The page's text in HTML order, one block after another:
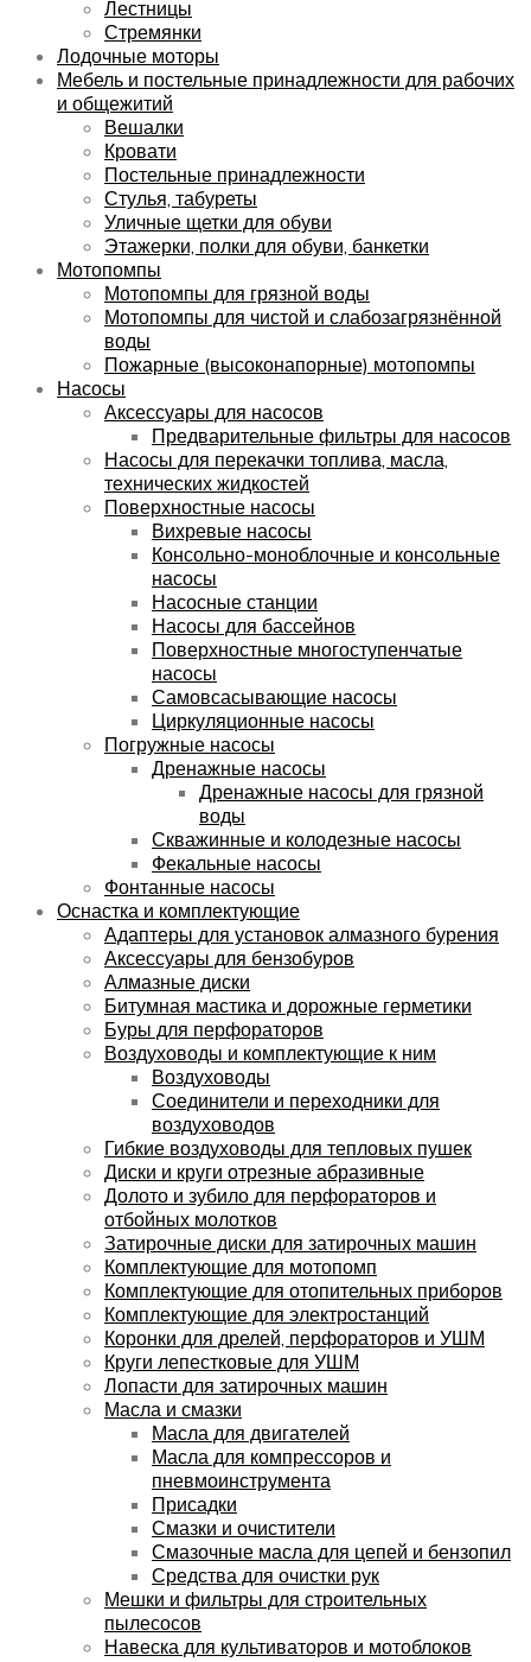
Лестницы
Стремянки
Лодочные моторы
Мебель и постельные принадлежности для рабочих
и общежитий
Вешалки
Кровати
Постельные принадлежности
Стулья, табуреты
Уличные щетки для обуви
Этажерки, полки для обуви, банкетки
Мотопомпы
Мотопомпы для грязной воды
Мотопомпы для чистой и слабозагрязнённой
воды
Пожарные (высоконапорные) мотопомпы
Насосы
Аксессуары для насосов
Предварительные фильтры для насосов
Насосы для перекачки топлива, масла,
технических жидкостей
Поверхностные насосы
Вихревые насосы
Консольно-моноблочные и консольные
насосы
Насосные станции
Насосы для бассейнов
Поверхностные многоступенчатые
насосы
Самовсасывающие насосы
Циркуляционные насосы
Погружные насосы
Дренажные насосы
Дренажные насосы для грязной
воды
Скважинные и колодезные насосы
Фекальные насосы
Фонтанные насосы
Оснастка и комплектующие
Адаптеры для установок алмазного бурения
Аксессуары для бензобуров
Алмазные диски
Битумная мастика и дорожные герметики
Буры для перфораторов
Воздуховоды и комплектующие к ним
Воздуховоды
Соединители и переходники для
воздуховодов
Гибкие воздуховоды для тепловых пушек
Диски и круги отрезные абразивные
Долото и зубило для перфораторов и
отбойных молотков
Затирочные диски для затирочных машин
Комплектующие для мотопомп
Комплектующие для отопительных приборов
Комплектующие для электростанций
Коронки для дрелей, перфораторов и УШМ
Круги лепестковые для УШМ
Лопасти для затирочных машин
Масла и смазки
Масла для двигателей
Масла для компрессоров и
пневмоинструмента
Присадки
Смазки и очистители
Смазочные масла для цепей и бензопил
Средства для очистки рук
Мешки и фильтры для строительных
пылесосов
Навеска для культиваторов и мотоблоков